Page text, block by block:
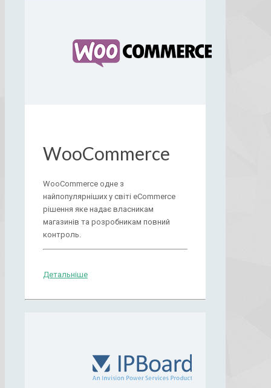
WooCommerce
WooCommerce одне з
найпопулярніших у світі eCommerce
рішення яке надає власникам
магазинів та розробникам повний
контроль.
Детальніше